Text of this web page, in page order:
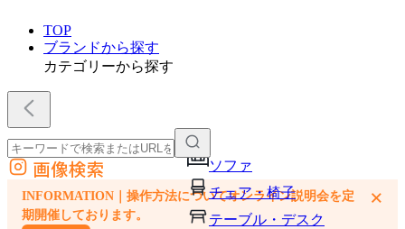
TOP
ブランドから探す
カテゴリーから探す
ソファ
チェア・椅子
テーブル・デスク
外部サイトの商品をカートに追加
他のサイトで見つけた商品ページのURLを貼り付けて、カートに追加できます
画像検索
INFORMATION｜操作方法についてオンライン説明会を定
期開催しております。
×